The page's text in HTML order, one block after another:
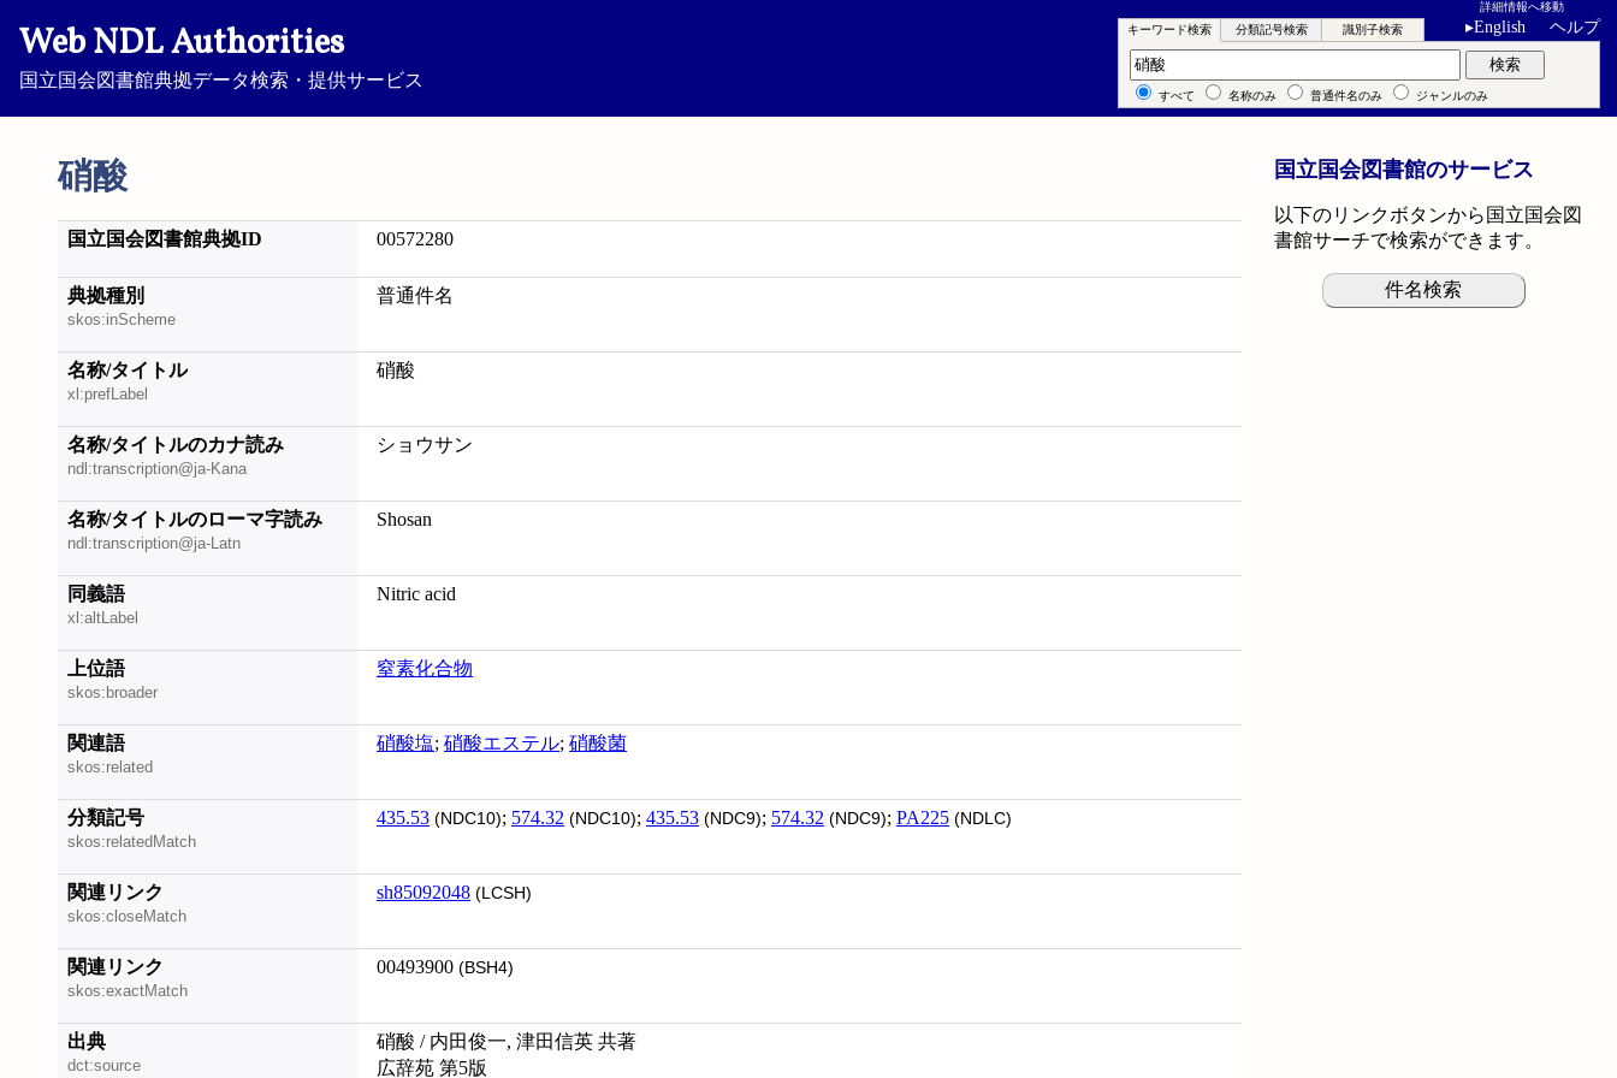
Web NDL Authorities
国立国会図書館典拠データ検索・提供サービス
詳細情報へ移動
▸English ヘルプ
硝酸
キーワード検索 分類記号検索 識別子検索
キーワード検索 検索
すべて 名称のみ 普通件名のみ ジャンルのみ
国立国会図書館典拠ID 00572280
典拠種別
skos:inScheme
普通件名
名称/タイトル
xl:prefLabel
硝酸
名称/タイトルのカナ読み
ndl:transcription@ja-Kana
ショウサン
名称/タイトルのローマ字読み
ndl:transcription@ja-Latn
Shosan
同義語
xl:altLabel
Nitric acid
上位語
skos:broader
窒素化合物
関連語
skos:related
硝酸塩; 硝酸エステル; 硝酸菌
分類記号
skos:relatedMatch
435.53 (NDC10); 574.32 (NDC10); 435.53 (NDC9); 574.32 (NDC9); PA225 (NDLC)
関連リンク
skos:closeMatch
sh85092048 (LCSH)
関連リンク
skos:exactMatch
00493900 (BSH4)
出典
dct:source
硝酸 / 内田俊一, 津田信英 共著
広辞苑 第5版
国立国会図書館のサービス
以下のリンクボタンから国立国会図
書館サーチで検索ができます。
件名検索